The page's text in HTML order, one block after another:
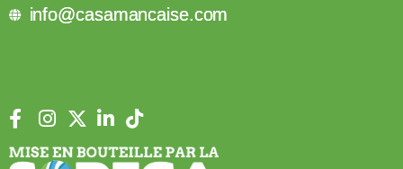
info@casamancaise.com